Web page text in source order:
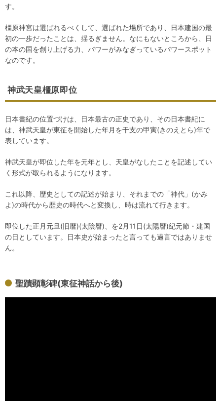
す。
橿原神宮は選ばれるべくして、選ばれた場所であり、日本建国の最
初の一歩だったことは、揺るぎません。なにもないところから、日
の本の国を創り上げる力、パワーがみなぎっているパワースポット
なのです。
神武天皇橿原即位
日本書紀の位置づけは、日本最古の正史であり、その日本書紀に
は、神武天皇が東征を開始した年月を干支の甲寅(きのえとら)年で
表しています。
神武天皇が即位した年を元年とし、天皇がなしたことを記述してい
く形式が取られるようになります。
これ以降、歴史としての記述が始まり、それまでの「神代」(かみ
よ)の時代から歴史の時代へと変換し、時は流れて行きます。
即位した正月元旦(旧暦)(太陰暦)、を2月11日(太陽暦)紀元節・建国
の日としています。日本史が始まったと言っても過言ではありませ
ん。
聖蹟顕彰碑(東征神話から後)